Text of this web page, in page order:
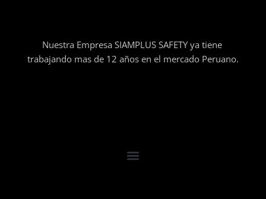
Nuestra Empresa SIAMPLUS SAFETY ya tiene
trabajando mas de 12 años en el mercado Peruano.